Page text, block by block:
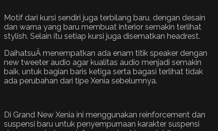
Motif dari kursi sendiri juga terbilang baru, dengan desain
dan warna yang baru membuat interior semakin terlihat
stylish. Selain itu setiap kursi juga disematkan headrest.
DaihatsuÂ menempatkan ada enam titik speaker dengan
new tweeter audio agar kualitas audio menjadi semakin
baik, untuk bagian baris ketiga serta bagasi terlihat tidak
ada perubahan dari tipe Xenia sebelumnya.
Di Grand New Xenia ini menggunakan reinforcement dan
suspensi baru untuk penyempurnaan karakter suspensi